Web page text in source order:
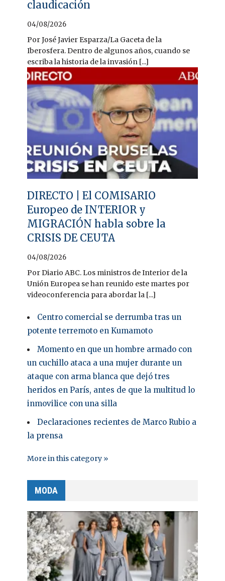
claudicación
04/08/2026
Por José Javier Esparza/La Gaceta de la
Iberosfera. Dentro de algunos años, cuando se
escriba la historia de la invasión [...]
DIRECTO | El COMISARIO
Europeo de INTERIOR y
MIGRACIÓN habla sobre la
CRISIS DE CEUTA
04/08/2026
Por Diario ABC. Los ministros de Interior de la
Unión Europea se han reunido este martes por
videoconferencia para abordar la [...]
Centro comercial se derrumba tras un
potente terremoto en Kumamoto
Momento en que un hombre armado con
un cuchillo ataca a una mujer durante un
ataque con arma blanca que dejó tres
heridos en París, antes de que la multitud lo
inmovilice con una silla
Declaraciones recientes de Marco Rubio a
la prensa
More in this category »
MODA